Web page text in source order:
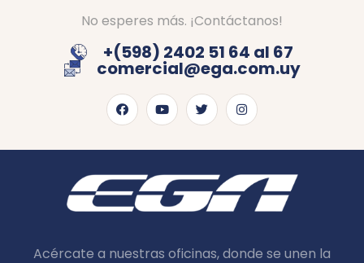
No esperes más. ¡Contáctanos!
+(598) 2402 51 64 al 67
comercial@ega.com.uy
Acércate a nuestras oficinas, donde se unen la